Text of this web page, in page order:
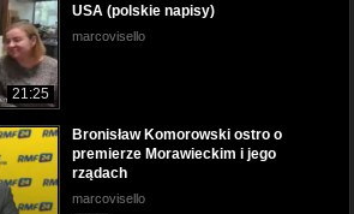
21:25
USA (polskie napisy)
marcovisello
Bronisław Komorowski ostro o
premierze Morawieckim i jego
rządach
marcovisello